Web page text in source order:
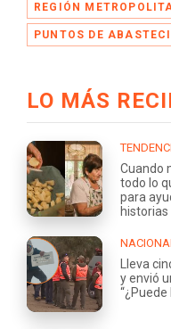
REGIÓN
PUNTOS DE
LO MÁS
Cuando
todo lo
para
historias
Lleva
y envió